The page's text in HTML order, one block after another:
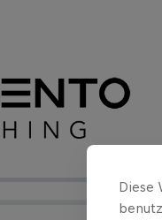
Diese